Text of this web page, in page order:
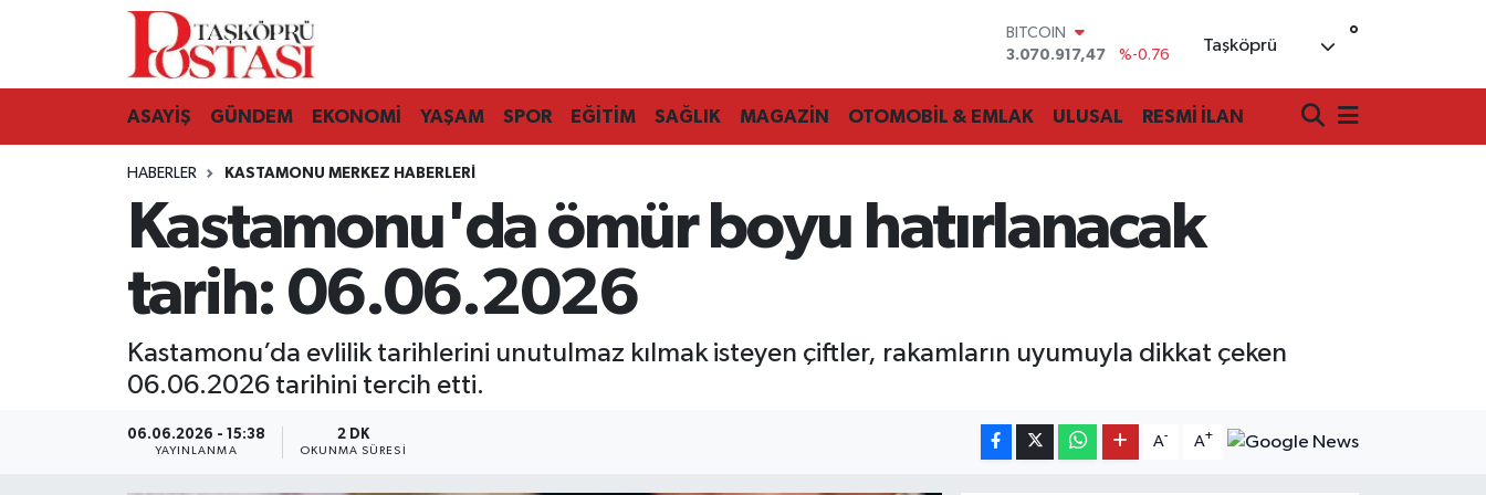
DOLAR
47,7143
%0.16
STERLİN
64,2463
%0.07
13.799
%70
Taşköprü °
ASAYİŞ GÜNDEM EKONOMİ YAŞAM SPOR EĞİTİM SAĞLIK MAGAZİN OTOMOBİL & EMLAK ULUSAL RESMİ İLAN
HABERLER KASTAMONU MERKEZ HABERLERI
Kastamonu'da ömür boyu hatırlanacak
tarih: 06.06.2026
Kastamonu’da evlilik tarihlerini unutulmaz kılmak isteyen çiftler, rakamların uyumuyla dikkat çeken
06.06.2026 tarihini tercih etti.
06.06.2026 - 15:38
YAYINLANMA
2 DK
OKUNMA SÜRESI
A- A+
Kastamonu Vefat Edenler
Araç Haberleri
Azdavay Haberleri
Bozkurt Haberleri